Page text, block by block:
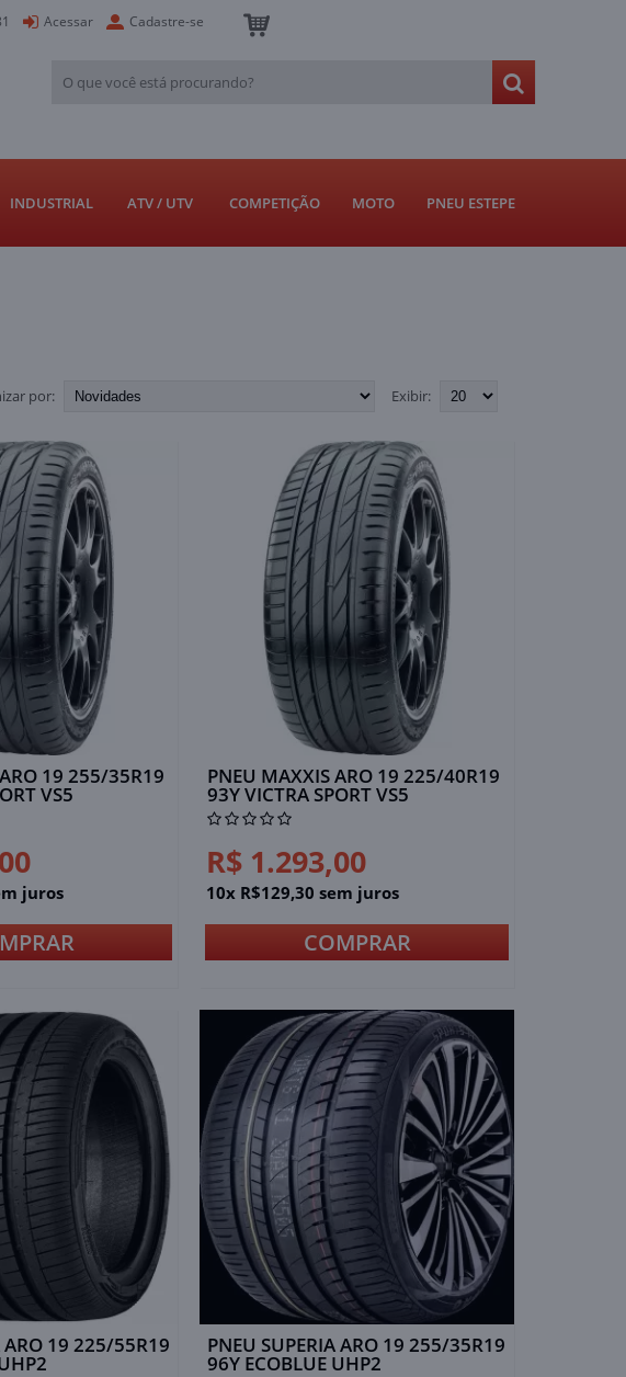
Acessar Cadastre-se
INDUSTRIAL ATV / UTV COMPETIÇÃO MOTO PNEU ESTEPE
Exibir:
por:
19 255/35R19
VS5
juros
PNEU MAXXIS ARO 19 225/40R19
93Y VICTRA SPORT VS5
R$ 1.293,00
10x R$129,30 sem juros
COMPRAR
ARO 19 225/55R19 PNEU SUPERIA ARO 19 255/35R19
96Y ECOBLUE UHP2